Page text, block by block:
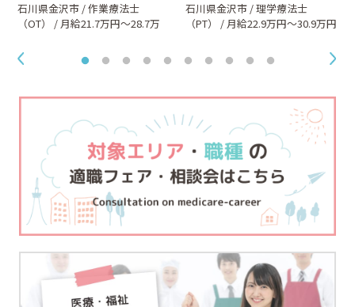
石川県金沢市 / 作業療法士
（OT） / 月給21.7万円～28.7万
石川県金沢市 / 理学療法士
（PT） / 月給22.9万円～30.9万円